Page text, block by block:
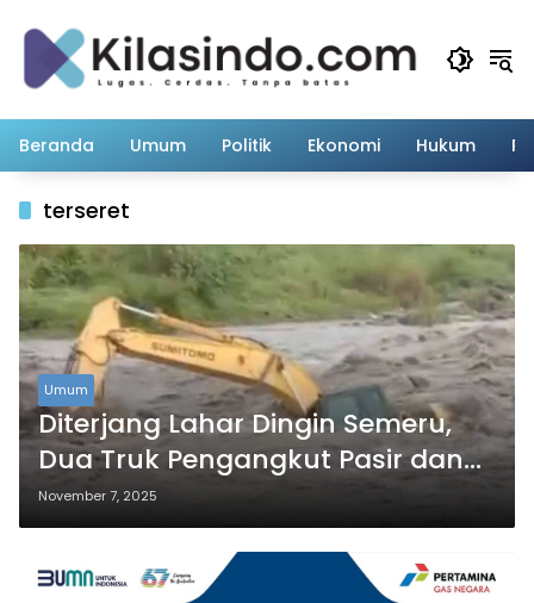
Beranda Umum Politik Ekonomi Hukum
terseret
Umum
Diterjang Lahar Dingin Semeru,
Dua Truk Pengangkut Pasir dan
Satu Alat Berat Terseret di
Lumajang
November 7, 2025